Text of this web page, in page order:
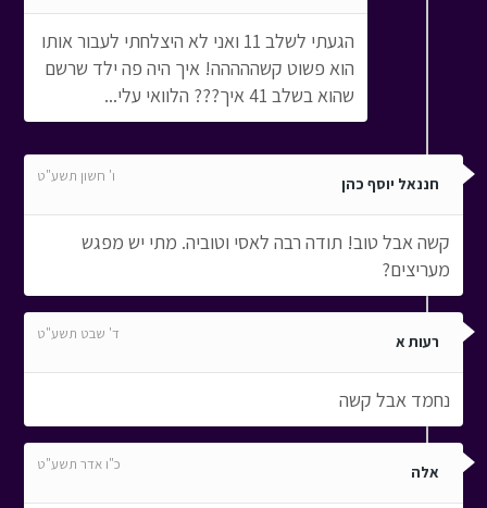
הגעתי לשלב 11 ואני לא היצלחתי לעבור אותו
הוא פשוט קשההההה! איך היה פה ילד שרשם
שהוא בשלב 41 איך??? הלוואי עלי...
חננאל יוסף כהן ו' חשון תשע"ט
קשה אבל טוב! תודה רבה לאסי וטוביה. מתי יש מפגש
מעריצים?
רעות א ד' שבט תשע"ט
נחמד אבל קשה
אלה כ"ו אדר תשע"ט